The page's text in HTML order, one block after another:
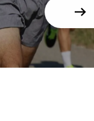
arrow_right_alt